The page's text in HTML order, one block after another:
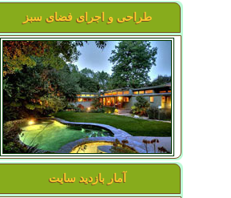
طراحی و اجرای فضای سبز
آمار بازدید سایت